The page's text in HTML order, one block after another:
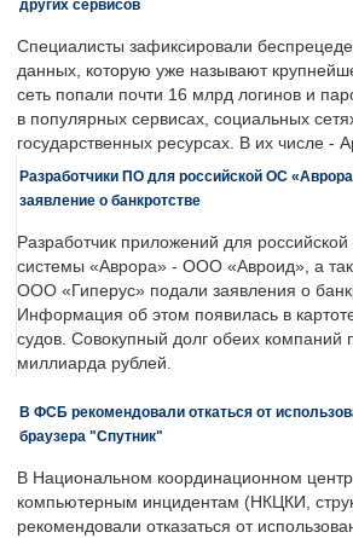
других сервисов
Специалисты зафиксировали
данных, которую уже называют
сеть попали почти 16 млрд логинов и
в популярных сервисах, социальных
государственных ресурсах. В их числе -
Разработчики ПО для российской ОС
заявление о банкротстве
Разработчик приложений для
системы «Аврора» - ООО «Авроид», а
ООО «Гиперус» подали заявления о
Информация об этом появилась в
судов. Совокупный долг обеих компаний
миллиарда рублей.
В ФСБ рекомендовали откаться от
браузера "Спутник"
В Национальном координационном
компьютерным инцидентам (НКЦКИ,
рекомендовали отказаться от